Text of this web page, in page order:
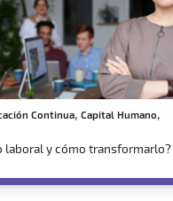
Continua, Capital Humano,
laboral y cómo transformarlo?